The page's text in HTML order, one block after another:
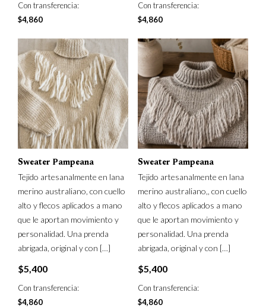
Con transferencia:
$4,860
Con transferencia:
$4,860
Sweater Pampeana
Tejido artesanalmente en lana
merino australiano, con cuello
alto y flecos aplicados a mano
que le aportan movimiento y
personalidad. Una prenda
abrigada, original y con […]
$5,400
Con transferencia:
$4,860
Sweater Pampeana
Tejido artesanalmente en lana
merino australiano,, con cuello
alto y flecos aplicados a mano
que le aportan movimiento y
personalidad. Una prenda
abrigada, original y con […]
$5,400
Con transferencia:
$4,860